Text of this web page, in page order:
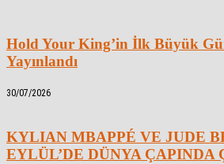
Hold Your King’in İlk Büyük
Yayınlandı
30/07/2026
KYLIAN MBAPPÉ VE JUDE
EYLÜL’DE DÜNYA ÇAPINDA